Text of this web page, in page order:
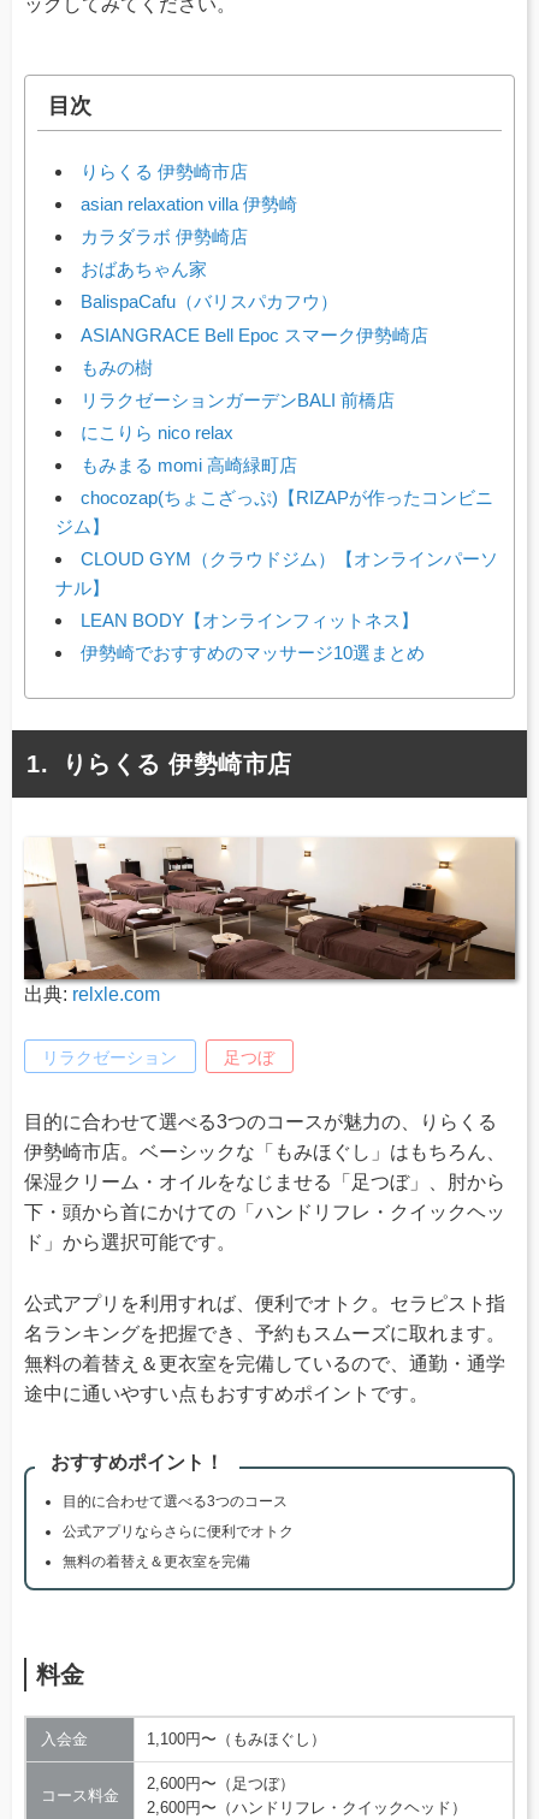
ックしてみてください。
目次
りらくる 伊勢崎市店
asian relaxation villa 伊勢崎
カラダラボ 伊勢崎店
おばあちゃん家
BalispaCafu（バリスパカフウ）
ASIANGRACE Bell Epoc スマーク伊勢崎店
もみの樹
リラクゼーションガーデンBALI 前橋店
にこりら nico relax
もみまる momi 高崎緑町店
chocozap(ちょこざっぷ)【RIZAPが作ったコンビニ
ジム】
CLOUD GYM（クラウドジム）【オンラインパーソ
ナル】
LEAN BODY【オンラインフィットネス】
伊勢崎でおすすめのマッサージ10選まとめ
りらくる 伊勢崎市店
出典: relxle.com
リラクゼーション 足つぼ
目的に合わせて選べる3つのコースが魅力の、りらくる
伊勢崎市店。ベーシックな「もみほぐし」はもちろん、
保湿クリーム・オイルをなじませる「足つぼ」、肘から
下・頭から首にかけての「ハンドリフレ・クイックヘッ
ド」から選択可能です。
公式アプリを利用すれば、便利でオトク。セラピスト指
名ランキングを把握でき、予約もスムーズに取れます。
無料の着替え＆更衣室を完備しているので、通勤・通学
途中に通いやすい点もおすすめポイントです。
おすすめポイント！
目的に合わせて選べる3つのコース
公式アプリならさらに便利でオトク
無料の着替え＆更衣室を完備
料金
入会金 1,100円〜（もみほぐし）
コース料金
2,600円〜（足つぼ）
2,600円〜（ハンドリフレ・クイックヘッド）